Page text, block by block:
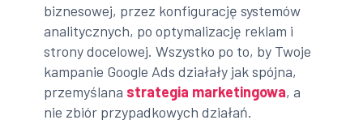
biznesowej, przez konfigurację systemów
analitycznych, po optymalizację reklam i
strony docelowej. Wszystko po to, by Twoje
kampanie Google Ads działały jak spójna,
przemyślana strategia marketingowa, a
nie zbiór przypadkowych działań.